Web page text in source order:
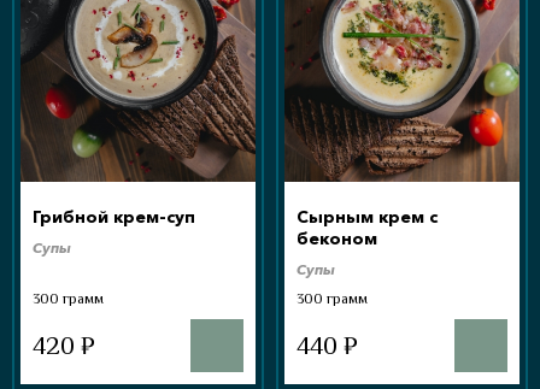
Грибной крем-суп
Супы
300 грамм
420 ₽
Сырным крем с
беконом
Супы
300 грамм
440 ₽